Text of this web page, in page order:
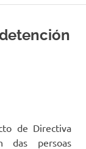
de Directiva
das persoas